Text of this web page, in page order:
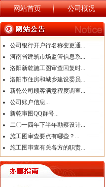
网站首页 公司概况
公司银行开户行名称变更通...
河南省建筑市场监管信息系...
洛阳新乾施工图审查回复时...
洛阳市住房和城乡建设委员...
新乾公司顾客满意程度调查...
公司账户信息...
新乾审图QQ群号...
二〇一四年下半年勘察设计...
施工图审查要点有哪些？...
施工图审查有关各方的职责...